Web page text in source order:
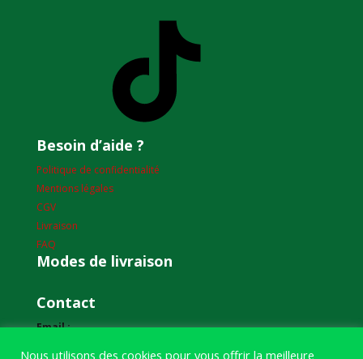
Besoin d’aide ?
Politique de confidentialité
Mentions légales
CGV
Livraison
FAQ
Modes de livraison
Contact
Email :
Nous utilisons des cookies pour vous offrir la meilleure